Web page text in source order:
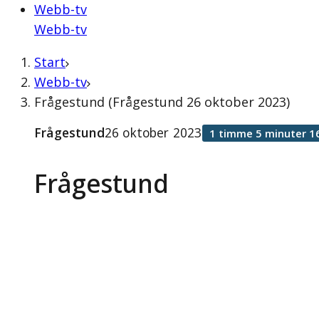
Webb-tv
Webb-tv
Start
Webb-tv
Frågestund (Frågestund 26 oktober 2023)
Frågestund
Frågestund26 oktober 2023 1 timme 5 minuter